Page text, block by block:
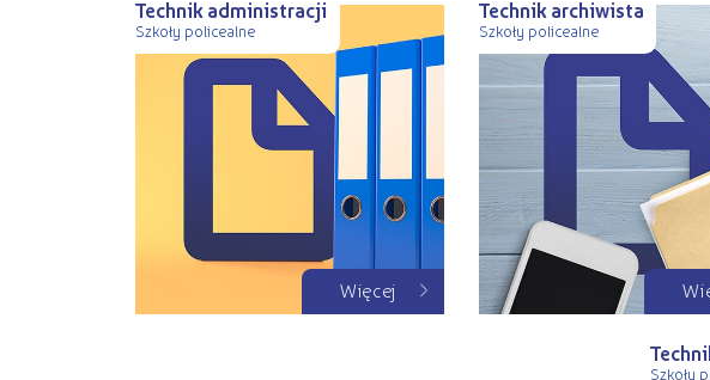
Technik administracji
Szkoły policealne
Więcej
Technik archiwista
Szkoły policealne
Szkoły